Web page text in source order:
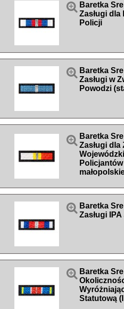
 Baretka
Zasługi
Policji
 Baretka
Zasługi w
Powodzi
 Baretka
Zasługi dla
 Baretka
Zasługi
 Baretka
Statutową